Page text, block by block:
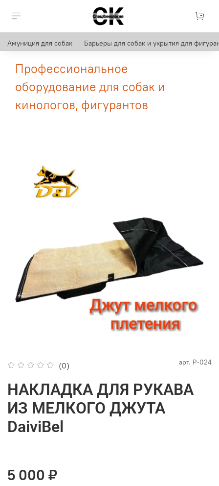
Амуниция для собак Барьеры для собак и укрытия для
Профессиональное
оборудование для собак и
кинологов, фигурантов
(0) арт. Р-024
НАКЛАДКА ДЛЯ РУКАВА
ИЗ МЕЛКОГО ДЖУТА
DaiviBel
5 000 ₽